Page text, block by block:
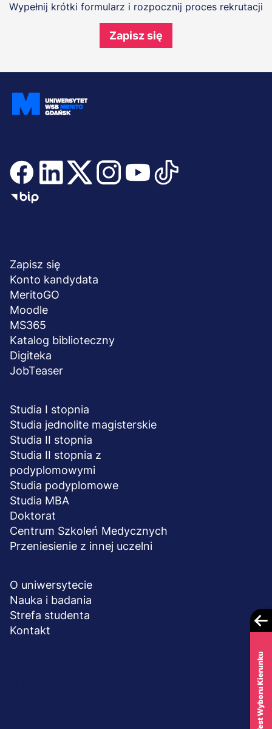
Wypełnij krótki formularz i rozpocznij proces rekrutacji
Zapisz się
stopka
Zapisz się
Konto kandydata
MeritoGO
Moodle
MS365
Katalog biblioteczny
Digiteka
JobTeaser
Studia I stopnia
Studia jednolite magisterskie
Studia II stopnia
Studia II stopnia z
podyplomowymi
Studia podyplomowe
Studia MBA
Doktorat
Centrum Szkoleń Medycznych
Przeniesienie z innej uczelni
O uniwersytecie
Nauka i badania
Strefa studenta
Kontakt
Test Wyboru Kierunku